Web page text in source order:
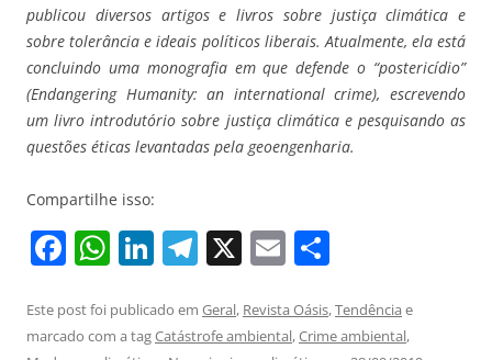
publicou diversos artigos e livros sobre justiça climática e
sobre tolerância e ideais políticos liberais. Atualmente, ela está
concluindo uma monografia em que defende o “postericídio”
(Endangering Humanity: an international crime), escrevendo
um livro introdutório sobre justiça climática e pesquisando as
questões éticas levantadas pela geoengenharia.
Compartilhe isso:
F
a
c
W
h
at
Li
n
k
T
el
e
X E
m
ai ar
Este post foi publicado em Geral, Revista Oásis,Tendência e
marcado com a tagCatástrofe ambiental,Crime ambiental,